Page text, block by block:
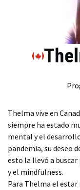
Thelma vive en
siempre ha estado
mental y el
pandemia, su deseo
esto la llevó a
y el mindfulness.
Para Thelma el